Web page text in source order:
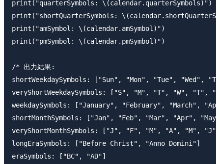
print("quarterSymbols: \(calendar.quarterSymbols)")
print("shortQuarterSymbols:
print("amSymbol: \(calendar.amSymbol)")
print("pmSymbol: \(calendar.pmSymbol)")
/* 出力結果:
shortWeekdaySymbols: ["Sun", "Mon", "Tue", "Wed",
veryShortWeekdaySymbols: ["S", "M", "T", "W", "T",
weekdaySymbols: ["January", "February", "March",
shortMonthSymbols: ["Jan", "Feb", "Mar", "Apr",
veryShortMonthSymbols: ["J", "F", "M", "A", "M",
longEraSymbols: ["Before Christ", "Anno Domini"]
eraSymbols: ["BC", "AD"]